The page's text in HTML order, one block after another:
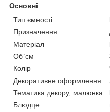
Основні
Тип ємності
Призначення
Матеріал
Об`єм
Колір
Декоративне оформлення
Тематика декору, малюнка
Блюдце